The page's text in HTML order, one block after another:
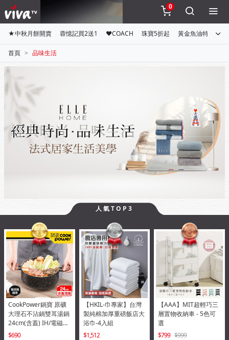
0
★中秋月餅開賣 蓉憶記買2送1 ♥COACH 珠寶5折起 黃金魚油特惠組
首頁 品味生活
人氣TOP3
CookPower鍋寶 原礦
大理石不沾鍋雙耳湯鍋
24cm(含蓋) IH/電磁爐
適用
690
【HKIL-巾專家】台灣
製純棉加厚重磅飯店大
浴巾-4入組
1,512
【AAA】MIT超輕巧三
層置物收納車 - 5色可
選
799
999